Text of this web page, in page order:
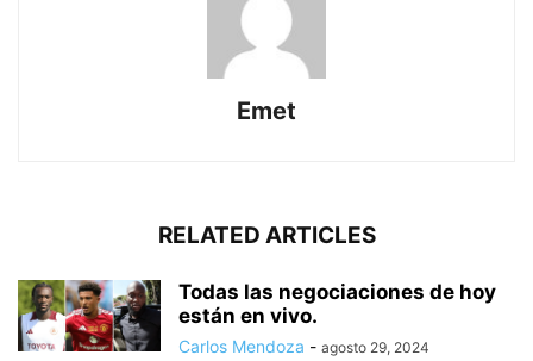
Emet
RELATED ARTICLES
Todas las negociaciones de hoy
están en vivo.
Carlos Mendoza - agosto 29, 2024